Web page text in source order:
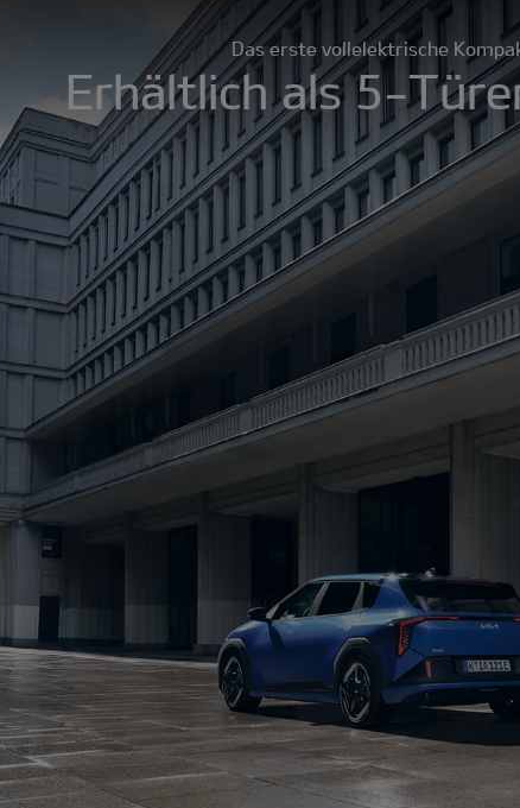
Das erste vollelektrische
Erhältlich als 5-